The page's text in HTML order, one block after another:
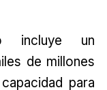
incluye un
de millones
para